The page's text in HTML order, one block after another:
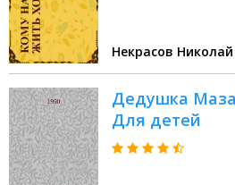
Некрасов
Дедушка
Для детей